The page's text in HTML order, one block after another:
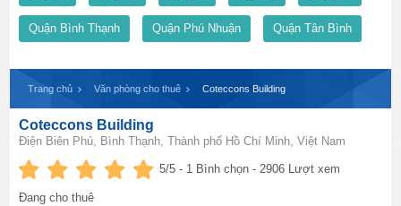
Quận Bình Thạnh Quận Phú Nhuận Quận Tân Bình
Trang chủ Văn phòng cho thuê Coteccons Building
Coteccons Building
Điện Biên Phủ, Bình Thạnh, Thành phố Hồ Chí Minh, Việt Nam
5/5 - 1 Bình chọn - 2906 Lượt xem
Đang cho thuê